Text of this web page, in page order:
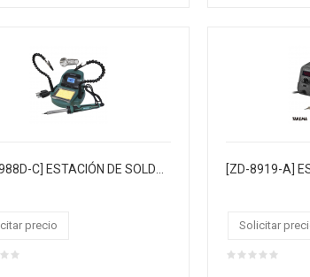
[ZD-8988D-C] ESTACIÓN DE SOLDADURA DIGITAL con control de temperatura regulable
precio
[ZD-8919-A]
Solicitar